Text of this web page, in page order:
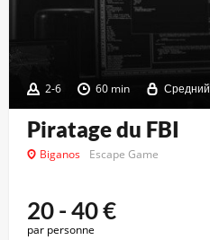
2-6 60 min Средний
Piratage du FBI
Biganos Escape Game
20 - 40€
par personne